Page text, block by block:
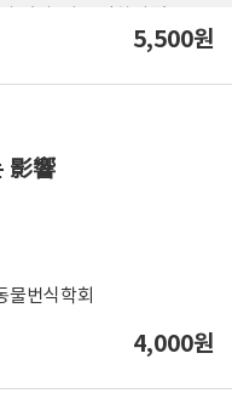
발생한다. 이러한 문제를 방
어야 한다. 오늘날 스트레스
문제는 군 생활에서의 특징
적 평가도구를 개발하고 발전
검토와 교육을 통한 장병 스
5,500원
影響
물번식학회
4,000원